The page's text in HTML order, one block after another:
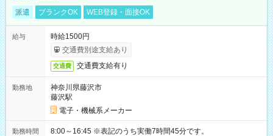
派遣 ブランクOK WEB登録・面接OK
給与
時給1500円
交通費別途支給あり
交通費 交通費支給有り
勤務地
神奈川県藤沢市
藤沢駅
電子・機械系メーカー
勤務時間 8:00～16:45 ※表記のうち実働7時間45分です。